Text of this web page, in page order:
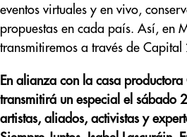
eventos virtuales y en vivo,
propuestas en cada país. Así, en
transmitiremos a través de
En alianza con la casa
transmitirá un especial el sábado
artistas, aliados, activistas y